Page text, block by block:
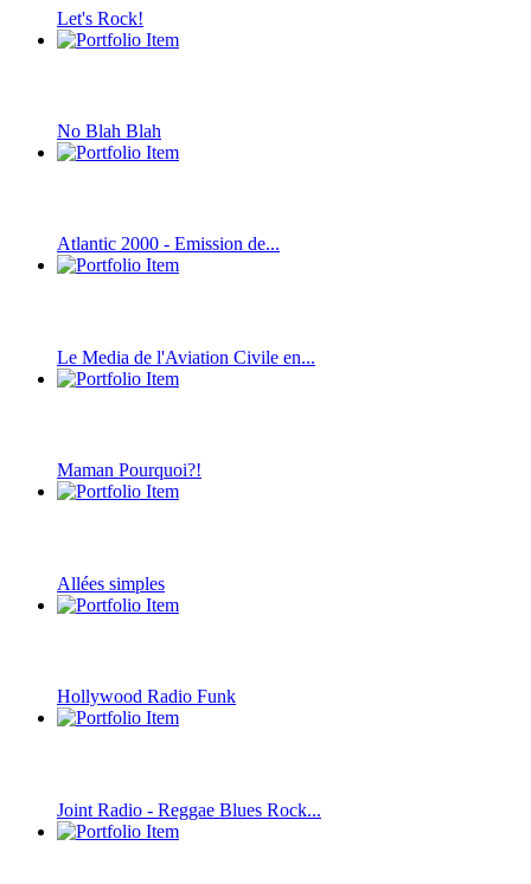
Let's Rock!
No Blah Blah
Atlantic 2000 - Emission de...
Le Media de l'Aviation Civile en...
Maman Pourquoi?!
Allées simples
Hollywood Radio Funk
Joint Radio - Reggae Blues Rock...